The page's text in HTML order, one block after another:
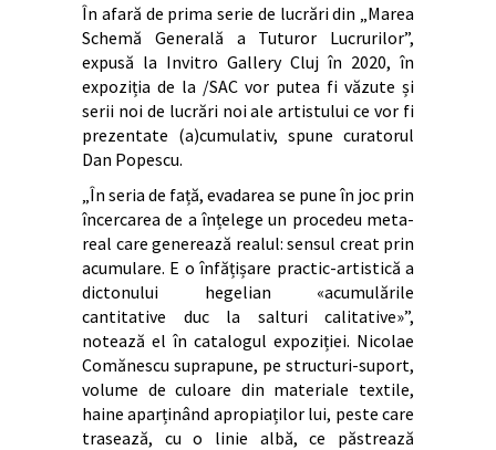
În afară de prima serie de lucrări din „Marea
Schemă Generală a Tuturor Lucrurilor”,
expusă la Invitro Gallery Cluj în 2020, în
expoziția de la /SAC vor putea fi văzute și
serii noi de lucrări noi ale artistului ce vor fi
prezentate (a)cumulativ, spune curatorul
Dan Popescu.
„În seria de față, evadarea se pune în joc prin
încercarea de a înțelege un procedeu meta-
real care generează realul: sensul creat prin
acumulare. E o înfățișare practic-artistică a
dictonului hegelian «acumulările
cantitative duc la salturi calitative»”,
notează el în catalogul expoziției. Nicolae
Comănescu suprapune, pe structuri-suport,
volume de culoare din materiale textile,
haine aparținând apropiaților lui, peste care
trasează, cu o linie albă, ce păstrează